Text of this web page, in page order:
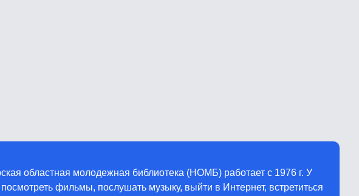
областная молодежная библиотека (НОМБ) работает с 1976 г. У
фильмы, послушать музыку, выйти в Интернет, встретиться